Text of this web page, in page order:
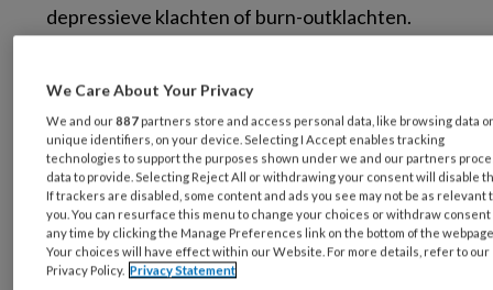
depressieve klachten of burn-outklachten.
veroorzaken een belangrijke vertraging tot
een juiste diagnose kan worden gesteld,
waardoor er sprake is van een lange periode
van onzekerheid over wat nu de oorzaak is van
de problemen die spelen.4Een recente
Nederlandse studie, deNeeds in Young Onset
Dementia(NeedYD)-studie laat zien dat het
We Care About Your Privacy
We and our887 partners store and access personal data, like browsing data
unique identifiers, on your device. Selecting I Accept enables tracking
technologies to support the purposes shown under we and our partners
data to provide. Selecting Reject All or withdrawing your consent will disable
If trackers are disabled, some content and ads you see may not be as relevant
you. You can resurface this menu to change your choices or withdraw consent
any time by clicking the Manage Preferences link on the bottom of the
Your choices will have effect within our Website. For more details, refer to our
Privacy Policy. Privacy Statement